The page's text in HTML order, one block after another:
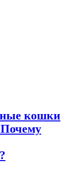
кошки